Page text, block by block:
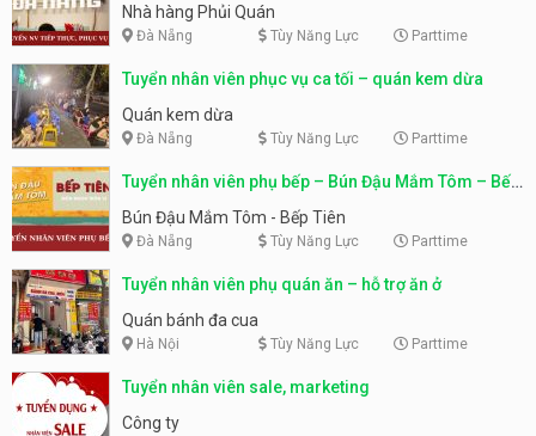
Nhà hàng Phủi Quán
Đà Nẵng Tùy Năng Lực Parttime
Tuyển nhân viên phục vụ ca tối – quán kem dừa
Quán kem dừa
Đà Nẵng Tùy Năng Lực Parttime
Tuyển nhân viên phụ bếp – Bún Đậu Mắm Tôm – Bếp
Tiên
Bún Đậu Mắm Tôm - Bếp Tiên
Đà Nẵng Tùy Năng Lực Parttime
Tuyển nhân viên phụ quán ăn – hỗ trợ ăn ở
Quán bánh đa cua
Hà Nội Tùy Năng Lực Parttime
Tuyển nhân viên sale, marketing
Công ty